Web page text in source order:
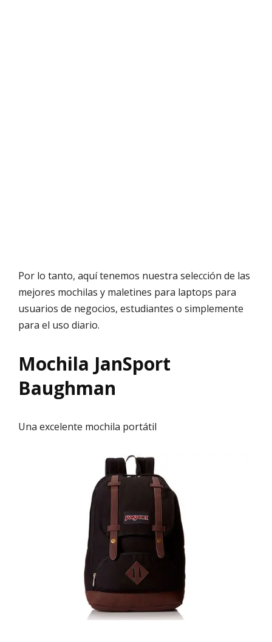
Por lo tanto, aquí tenemos nuestra selección de las
mejores mochilas y maletines para laptops para
usuarios de negocios, estudiantes o simplemente
para el uso diario.
Mochila JanSport
Baughman
Una excelente mochila portátil